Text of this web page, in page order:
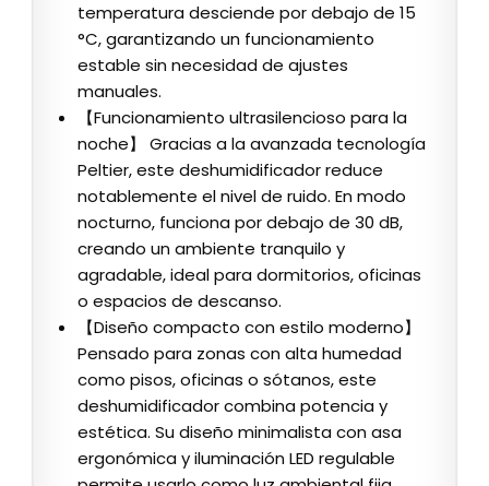
temperatura desciende por debajo de 15
°C, garantizando un funcionamiento
estable sin necesidad de ajustes
manuales.
【Funcionamiento ultrasilencioso para la
noche】 Gracias a la avanzada tecnología
Peltier, este deshumidificador reduce
notablemente el nivel de ruido. En modo
nocturno, funciona por debajo de 30 dB,
creando un ambiente tranquilo y
agradable, ideal para dormitorios, oficinas
o espacios de descanso.
【Diseño compacto con estilo moderno】
Pensado para zonas con alta humedad
como pisos, oficinas o sótanos, este
deshumidificador combina potencia y
estética. Su diseño minimalista con asa
ergonómica y iluminación LED regulable